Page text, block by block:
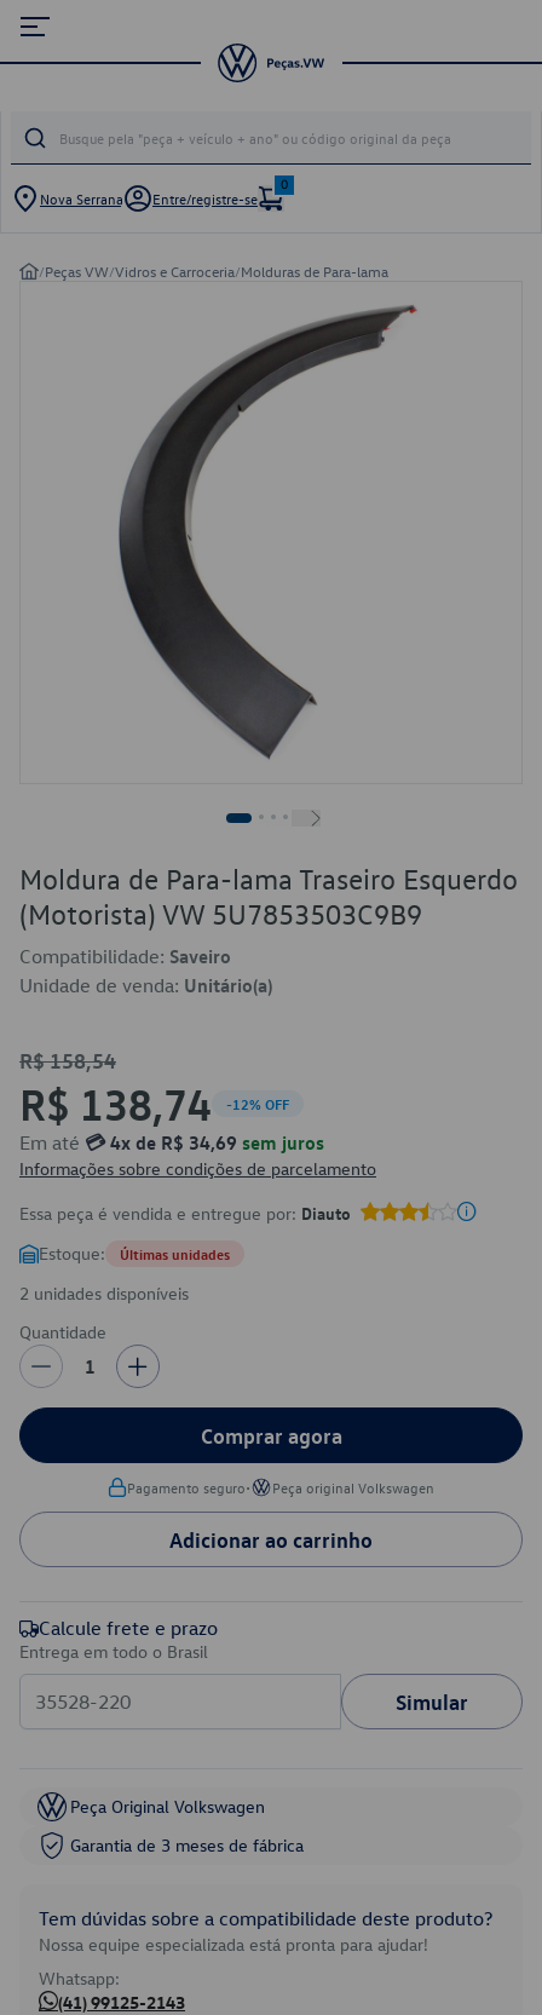
Nova Serrana Entre/registre-se
0
/Peças VW/Vidros e Carroceria/Molduras de Para-lama
Moldura de Para-lama Traseiro Esquerdo
(Motorista) VW 5U7853503C9B9
Compatibilidade: Saveiro
Unidade de venda: Unitário(a)
R$ 158,54
R$ 138,74 -12% OFF
Em até 💳 4x de R$ 34,69 sem juros
Informações sobre condições de parcelamento
Essa peça é vendida e entregue por: Diauto
Estoque: Últimas unidades
2 unidades disponíveis
Quantidade
1
Comprar agora
Pagamento seguro• Peça original Volkswagen
Adicionar ao carrinho
Calcule frete e prazo
Entrega em todo o Brasil
Simular
Peça Original Volkswagen
Garantia de 3 meses de fábrica
Tem dúvidas sobre a compatibilidade deste produto?
Nossa equipe especializada está pronta para ajudar!
Whatsapp:
(41) 99125-2143